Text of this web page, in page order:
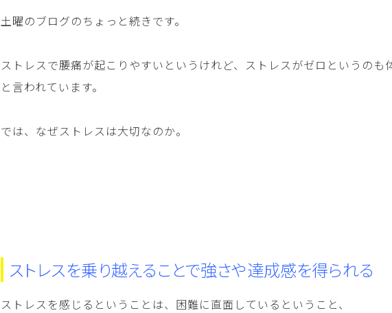
土曜のブログのちょっと続きです。
ストレスで腰痛が起こりやすいというけれど、ストレスがゼロというのも
と言われています。
では、なぜストレスは大切なのか。
ストレスを乗り越えることで強さや達成感を得られる
ストレスを感じるということは、困難に直面しているということ、